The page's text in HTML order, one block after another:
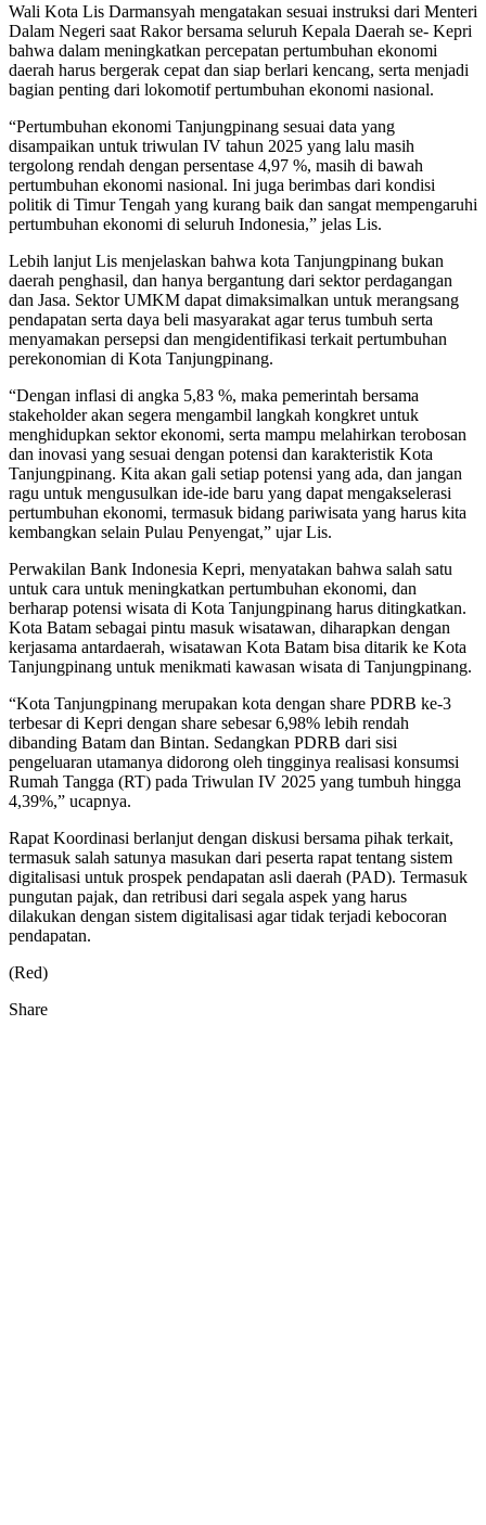
Wali Kota Lis Darmansyah mengatakan sesuai instruksi dari Menteri
Dalam Negeri saat Rakor bersama seluruh Kepala Daerah se- Kepri
bahwa dalam meningkatkan percepatan pertumbuhan ekonomi
daerah harus bergerak cepat dan siap berlari kencang, serta menjadi
bagian penting dari lokomotif pertumbuhan ekonomi nasional.
“Pertumbuhan ekonomi Tanjungpinang sesuai data yang
disampaikan untuk triwulan IV tahun 2025 yang lalu masih
tergolong rendah dengan persentase 4,97 %, masih di bawah
pertumbuhan ekonomi nasional. Ini juga berimbas dari kondisi
politik di Timur Tengah yang kurang baik dan sangat mempengaruhi
pertumbuhan ekonomi di seluruh Indonesia,” jelas Lis.
Lebih lanjut Lis menjelaskan bahwa kota Tanjungpinang bukan
daerah penghasil, dan hanya bergantung dari sektor perdagangan
dan Jasa. Sektor UMKM dapat dimaksimalkan untuk merangsang
pendapatan serta daya beli masyarakat agar terus tumbuh serta
menyamakan persepsi dan mengidentifikasi terkait pertumbuhan
perekonomian di Kota Tanjungpinang.
“Dengan inflasi di angka 5,83 %, maka pemerintah bersama
stakeholder akan segera mengambil langkah kongkret untuk
menghidupkan sektor ekonomi, serta mampu melahirkan terobosan
dan inovasi yang sesuai dengan potensi dan karakteristik Kota
Tanjungpinang. Kita akan gali setiap potensi yang ada, dan jangan
ragu untuk mengusulkan ide-ide baru yang dapat mengakselerasi
pertumbuhan ekonomi, termasuk bidang pariwisata yang harus kita
kembangkan selain Pulau Penyengat,” ujar Lis.
Perwakilan Bank Indonesia Kepri, menyatakan bahwa salah satu
untuk cara untuk meningkatkan pertumbuhan ekonomi, dan
berharap potensi wisata di Kota Tanjungpinang harus ditingkatkan.
Kota Batam sebagai pintu masuk wisatawan, diharapkan dengan
kerjasama antardaerah, wisatawan Kota Batam bisa ditarik ke Kota
Tanjungpinang untuk menikmati kawasan wisata di Tanjungpinang.
“Kota Tanjungpinang merupakan kota dengan share PDRB ke-3
terbesar di Kepri dengan share sebesar 6,98% lebih rendah
dibanding Batam dan Bintan. Sedangkan PDRB dari sisi
pengeluaran utamanya didorong oleh tingginya realisasi konsumsi
Rumah Tangga (RT) pada Triwulan IV 2025 yang tumbuh hingga
4,39%,” ucapnya.
Rapat Koordinasi berlanjut dengan diskusi bersama pihak terkait,
termasuk salah satunya masukan dari peserta rapat tentang sistem
digitalisasi untuk prospek pendapatan asli daerah (PAD). Termasuk
pungutan pajak, dan retribusi dari segala aspek yang harus
dilakukan dengan sistem digitalisasi agar tidak terjadi kebocoran
pendapatan.
(Red)
Share